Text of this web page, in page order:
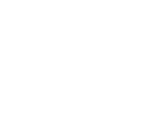
Sozialarbeiter, Sozialpädagoge mit